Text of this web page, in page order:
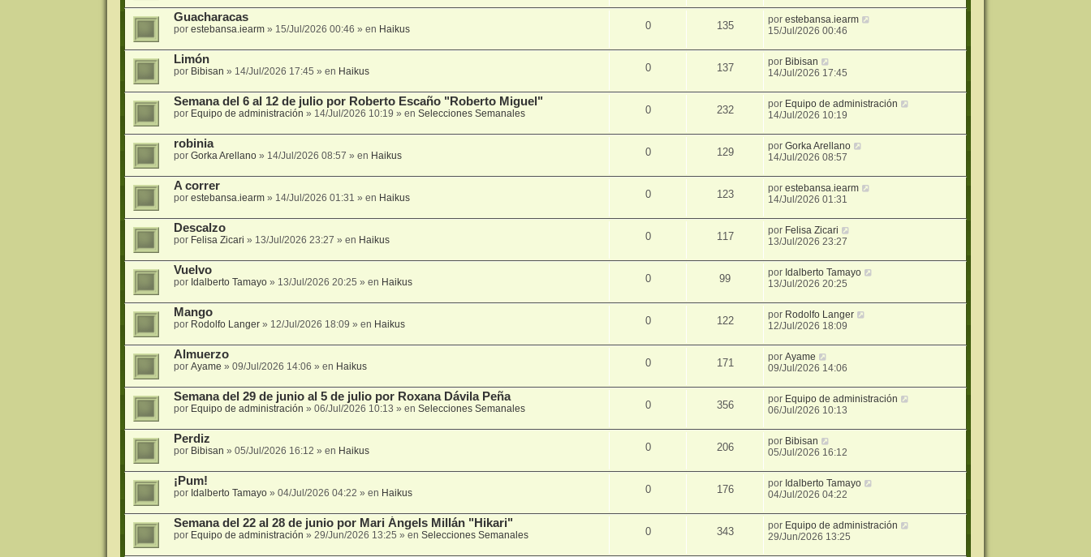
Guacharacas
por estebansa.iearm» 15/Jul/2026 00:46 » en Haikus 0 135 porestebansa.iearm
15/Jul/2026 00:46
Limón
por Bibisan » 14/Jul/2026 17:45 » en Haikus 0 137 por Bibisan
14/Jul/2026 17:45
Semana del 6 al 12 de julio por Roberto Escaño "Roberto Miguel"
por Equipo de administración » 14/Jul/2026 10:19 » en Selecciones Semanales 0 232 por Equipo de administración
14/Jul/2026 10:19
robinia
por Gorka Arellano» 14/Jul/2026 08:57 » en Haikus 0 129 porGorka Arellano
14/Jul/2026 08:57
A correr
por estebansa.iearm» 14/Jul/2026 01:31 » en Haikus 0 123 porestebansa.iearm
14/Jul/2026 01:31
Descalzo
por Felisa Zicari » 13/Jul/2026 23:27 » en Haikus 0 117 por Felisa Zicari
13/Jul/2026 23:27
Vuelvo
por Idalberto Tamayo» 13/Jul/2026 20:25 » en Haikus 0 99 por Idalberto Tamayo
13/Jul/2026 20:25
Mango
por Rodolfo Langer» 12/Jul/2026 18:09 » en Haikus 0 122 por Rodolfo Langer
12/Jul/2026 18:09
Almuerzo
por Ayame » 09/Jul/2026 14:06 » en Haikus 0 171 porAyame
09/Jul/2026 14:06
Semana del 29 de junio al 5 de julio por Roxana Dávila Peña
por Equipo de administración » 06/Jul/2026 10:13 » en Selecciones Semanales 0 356 por Equipo de administración
06/Jul/2026 10:13
Perdiz
por Bibisan » 05/Jul/2026 16:12 » en Haikus 0 206 por Bibisan
05/Jul/2026 16:12
¡Pum!
por Idalberto Tamayo» 04/Jul/2026 04:22 » en Haikus 0 176 por Idalberto Tamayo
04/Jul/2026 04:22
Semana del 22 al 28 de junio por Mari Ángels Millán "Hikari"
por Equipo de administración » 29/Jun/2026 13:25 » en Selecciones Semanales 0 343 por Equipo de administración
29/Jun/2026 13:25